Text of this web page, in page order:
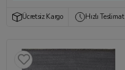
Ücretsiz Kargo Hızlı Teslimat